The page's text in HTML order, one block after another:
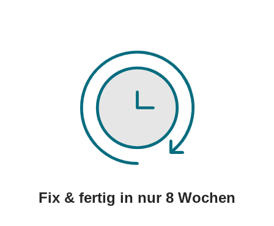
Fix & fertig in nur 8 Wochen